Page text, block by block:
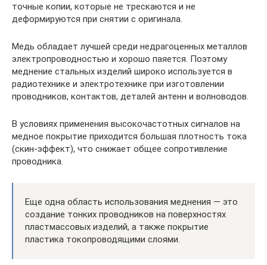
точные копии, которые не трескаются и не
деформируются при снятии с оригинала.
Медь обладает лучшей среди недрагоценных металлов
электропроводностью и хорошо паяется. Поэтому
меднение стальных изделий широко используется в
радиотехнике и электротехнике при изготовлении
проводников, контактов, деталей антенн и волноводов.
В условиях применения высокочастотных сигналов на
медное покрытие приходится большая плотность тока
(скин-эффект), что снижает общее сопротивление
проводника.
Еще одна область использования меднения — это
создание тонких проводников на поверхностях
пластмассовых изделий, а также покрытие
пластика токопроводящими слоями.